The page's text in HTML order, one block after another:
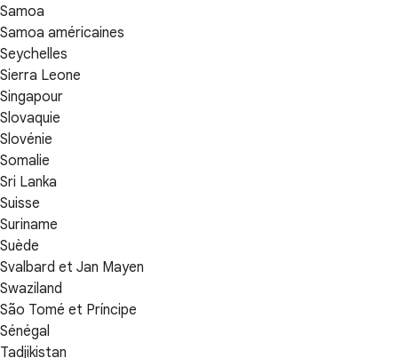
Samoa
Samoa américaines
Seychelles
Sierra Leone
Singapour
Slovaquie
Slovénie
Somalie
Sri Lanka
Suisse
Suriname
Suède
Svalbard et Jan Mayen
Swaziland
São Tomé et Príncipe
Sénégal
Tadjikistan